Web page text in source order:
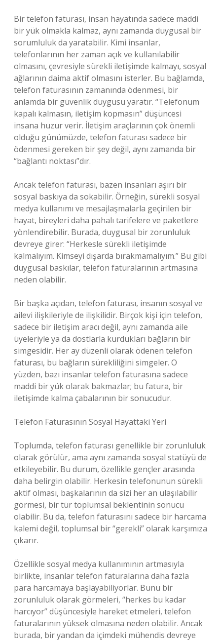
Bir telefon faturası, insan hayatında sadece maddi
bir yük olmakla kalmaz, aynı zamanda duygusal bir
sorumluluk da yaratabilir. Kimi insanlar,
telefonlarının her zaman açık ve kullanılabilir
olmasını, çevresiyle sürekli iletişimde kalmayı, sosyal
ağlarının daima aktif olmasını isterler. Bu bağlamda,
telefon faturasının zamanında ödenmesi, bir
anlamda bir güvenlik duygusu yaratır. “Telefonum
kapalı kalmasın, iletişim kopmasın” düşüncesi
insana huzur verir. İletişim araçlarının çok önemli
olduğu günümüzde, telefon faturası sadece bir
ödenmesi gereken bir şey değil, aynı zamanda bir
“bağlantı noktası”dır.
Ancak telefon faturası, bazen insanları aşırı bir
sosyal baskıya da sokabilir. Örneğin, sürekli sosyal
medya kullanımı ve mesajlaşmalarla geçirilen bir
hayat, bireyleri daha pahalı tarifelere ve paketlere
yönlendirebilir. Burada, duygusal bir zorunluluk
devreye girer: “Herkesle sürekli iletişimde
kalmalıyım. Kimseyi dışarda bırakmamalıyım.” Bu gibi
duygusal baskılar, telefon faturalarının artmasına
neden olabilir.
Bir başka açıdan, telefon faturası, insanın sosyal ve
ailevi ilişkileriyle de ilişkilidir. Birçok kişi için telefon,
sadece bir iletişim aracı değil, aynı zamanda aile
üyeleriyle ya da dostlarla kurdukları bağların bir
simgesidir. Her ay düzenli olarak ödenen telefon
faturası, bu bağların sürekliliğini simgeler. O
yüzden, bazı insanlar telefon faturasına sadece
maddi bir yük olarak bakmazlar; bu fatura, bir
iletişimde kalma çabalarının bir sonucudur.
Telefon Faturasının Sosyal Hayattaki Yeri
Toplumda, telefon faturası genellikle bir zorunluluk
olarak görülür, ama aynı zamanda sosyal statüyü de
etkileyebilir. Bu durum, özellikle gençler arasında
daha belirgin olabilir. Herkesin telefonunun sürekli
aktif olması, başkalarının da sizi her an ulaşılabilir
görmesi, bir tür toplumsal beklentinin sonucu
olabilir. Bu da, telefon faturasını sadece bir harcama
kalemi değil, toplumsal bir “gerekli” olarak karşımıza
çıkarır.
Özellikle sosyal medya kullanımının artmasıyla
birlikte, insanlar telefon faturalarına daha fazla
para harcamaya başlayabiliyorlar. Bunu bir
zorunluluk olarak görmeleri, “herkes bu kadar
harcıyor” düşüncesiyle hareket etmeleri, telefon
faturalarının yüksek olmasına neden olabilir. Ancak
burada, bir yandan da içimdeki mühendis devreye